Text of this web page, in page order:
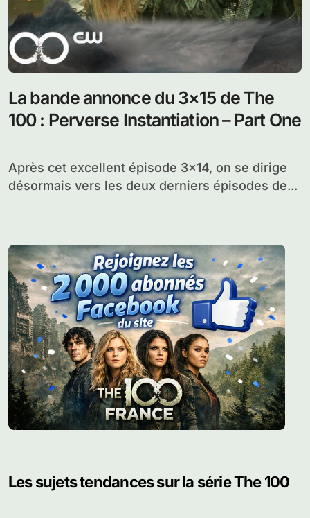
La bande annonce du 3×15 de The
100 : Perverse Instantiation – Part One
Après cet excellent épisode 3×14, on se dirige
désormais vers les deux derniers épisodes de...
Les sujets tendances sur la série The 100